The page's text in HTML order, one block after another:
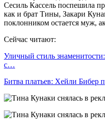
Сесиль Кассель поспешила
как и брат Тины, Закари
поклонником остается муж,
Сейчас читают:
Уличный стиль
с…
Битва платьев: Хейли Бибер